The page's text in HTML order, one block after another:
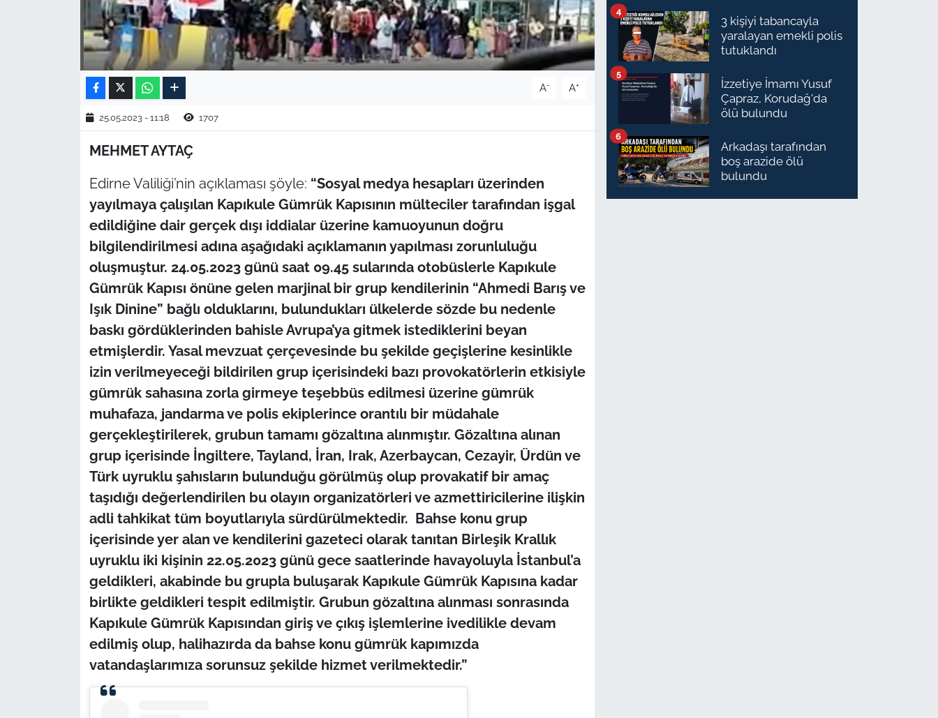
A- A+
25.05.2023 - 11:18 1707
MEHMET AYTAÇ
Edirne Valiliği’nin açıklaması şöyle: “Sosyal medya hesapları üzerinden
yayılmaya çalışılan Kapıkule Gümrük Kapısının mülteciler tarafından işgal
edildiğine dair gerçek dışı iddialar üzerine kamuoyunun doğru
bilgilendirilmesi adına aşağıdaki açıklamanın yapılması zorunluluğu
oluşmuştur. 24.05.2023 günü saat 09.45 sularında otobüslerle Kapıkule
Gümrük Kapısı önüne gelen marjinal bir grup kendilerinin “Ahmedi Barış ve
Işık Dinine” bağlı olduklarını, bulundukları ülkelerde sözde bu nedenle
baskı gördüklerinden bahisle Avrupa’ya gitmek istediklerini beyan
etmişlerdir. Yasal mevzuat çerçevesinde bu şekilde geçişlerine kesinlikle
izin verilmeyeceği bildirilen grup içerisindeki bazı provokatörlerin etkisiyle
gümrük sahasına zorla girmeye teşebbüs edilmesi üzerine gümrük
muhafaza, jandarma ve polis ekiplerince orantılı bir müdahale
gerçekleştirilerek, grubun tamamı gözaltına alınmıştır. Gözaltına alınan
grup içerisinde İngiltere, Tayland, İran, Irak, Azerbaycan, Cezayir, Ürdün ve
Türk uyruklu şahısların bulunduğu görülmüş olup provakatif bir amaç
taşıdığı değerlendirilen bu olayın organizatörleri ve azmettiricilerine ilişkin
adli tahkikat tüm boyutlarıyla sürdürülmektedir. Bahse konu grup
içerisinde yer alan ve kendilerini gazeteci olarak tanıtan Birleşik Krallık
uyruklu iki kişinin 22.05.2023 günü gece saatlerinde havayoluyla İstanbul’a
geldikleri, akabinde bu grupla buluşarak Kapıkule Gümrük Kapısına kadar
birlikte geldikleri tespit edilmiştir. Grubun gözaltına alınması sonrasında
Kapıkule Gümrük Kapısından giriş ve çıkış işlemlerine ivedilikle devam
edilmiş olup, halihazırda da bahse konu gümrük kapımızda
vatandaşlarımıza sorunsuz şekilde hizmet verilmektedir.”
3 kişiyi tabancayla
yaralayan emekli polis
tutuklandı
4
İzzetiye İmamı Yusuf
Çapraz, Korudağ'da
ölü bulundu
5
Arkadaşı tarafından
boş arazide ölü
bulundu
6
TEKİRDAĞ
KIRKLARELİ
ÇANAKKALE
TÜRKİYE
Flaş Haber
Dış Haberler
İş Dünyası
Bilim Teknoloji
English News
Canlı Maç
Gündem-Eğitim